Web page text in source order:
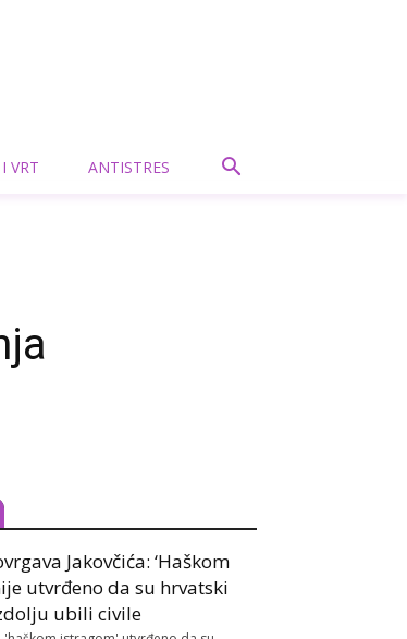
VRT ANTISTRES
Jakovčića: ‘Haškom
utvrđeno da su hrvatski
ubili civile